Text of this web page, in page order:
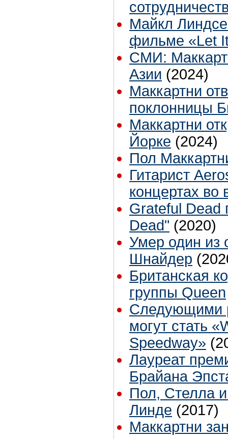
Майкл
фильме «Let
СМИ:
Азии (2024)
Маккартни
поклонницы
Маккартни
Йорке (2024)
Пол
Гитарист
концертах
Grateful Dead
Dead" (2020)
Умер один из
Шнайдер
Британская
группы Queen
Следующими
могут стать
Speedway»
Лауреат
Брайана
Пол, Стелла
Линде (2017)
Маккартни